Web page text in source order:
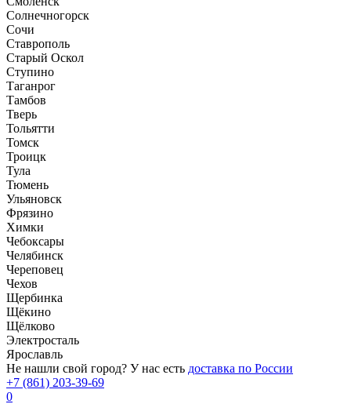
Солнечногорск
Сочи
Ставрополь
Старый Оскол
Ступино
Таганрог
Тамбов
Тверь
Тольятти
Томск
Троицк
Тула
Тюмень
Ульяновск
Фрязино
Химки
Чебоксары
Челябинск
Череповец
Чехов
Щербинка
Щёкино
Щёлково
Электросталь
Ярославль
Не нашли свой город? У нас есть доставка по России
+7 (861) 203-39-69
0